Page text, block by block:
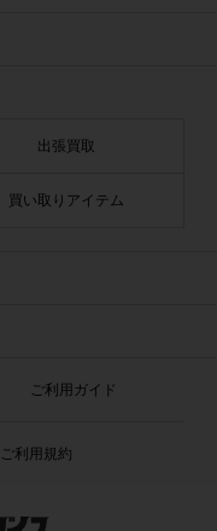
出張買取
買い取りアイテム
ご利用ガイド
ご利用規約